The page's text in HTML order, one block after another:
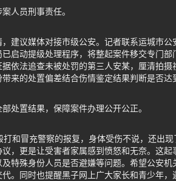
人员刑事责任。
建议媒体对接市级公安。记者联系运城市
启动提级处理程序，将整起案件移交专门
依法追查未被处罚的第三人安某，厘清拍摄
来的处置偏差结合伤情鉴定结果判断是否达
处置结果，保障案件办理公开公正。
和冒充警察的报复，身体受伤不说，还出
，更是让受害者家属感到愤怒和无奈。这
特殊身份人员是否避嫌等问题。希望公安
。同时也提醒黑子网上广大家长和青少年